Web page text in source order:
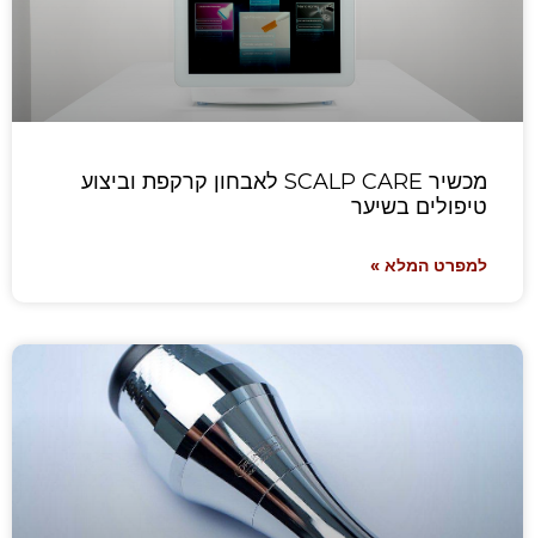
מכשיר SCALP CARE לאבחון קרקפת וביצוע
טיפולים בשיער
למפרט המלא »